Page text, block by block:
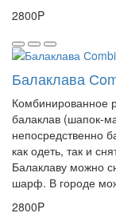
2800P
Балаклава
Комбинированное
балаклав (шапок-
непосредственно
как одеть, так и
Балаклаву можно
шарф. В городе
2800P